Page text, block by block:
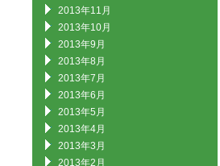
2013年11月
2013年10月
2013年9月
2013年8月
2013年7月
2013年6月
2013年5月
2013年4月
2013年3月
2013年2月